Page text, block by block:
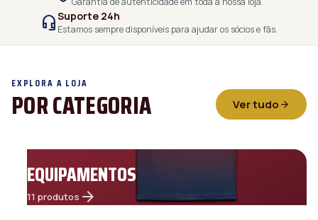
headset_micSuporte 24h
Estamos sempre disponíveis para ajudar os sócios e fãs.
EXPLORA A LOJA
POR CATEGORIA Ver tudo arrow_forward
EQUIPAMENTOS
11 produtos arrow_forward